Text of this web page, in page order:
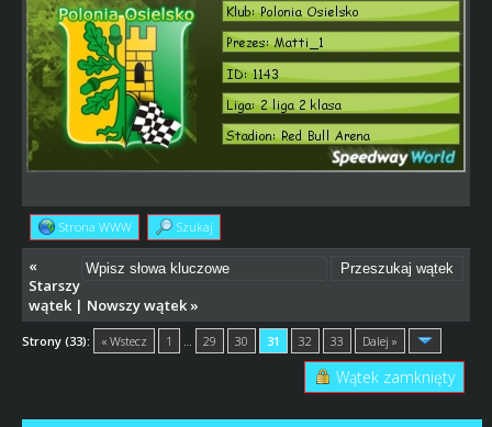
Strona WWW Szukaj
«
Starszy
wątek| Nowszy wątek»
Strony (33): « Wstecz 1 … 29 30 31 32 33 Dalej »
Wątek zamknięty